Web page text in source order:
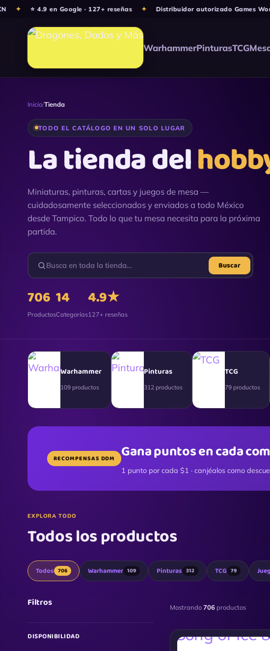
⭐ 4.9 en Google · 127+ reseñas ✦ Distribuidor autorizado Games
WarhammerPinturasTCG
Ir
contenido
Inicio/Tienda
TODO EL CATÁLOGO EN UN SOLO LUGAR
La tienda del
Miniaturas, pinturas, cartas y juegos de mesa —
cuidadosamente seleccionados y enviados a todo México
desde Tampico. Todo lo que tu mesa necesita para la próxima
partida.
Buscar
706
Productos
14
Categorías
4.9★
127+ reseñas
Warhammer
109 productos
Pinturas
312 productos
TCG
79 productos
RECOMPENSAS DDM Gana puntos en cada
1 punto por cada $1 · canjéalos como
EXPLORA TODO
Todos los productos
Todos 706 Warhammer 109 Pinturas 312 TCG 79
Filtros
DISPONIBILIDAD
Mostrando706 productos